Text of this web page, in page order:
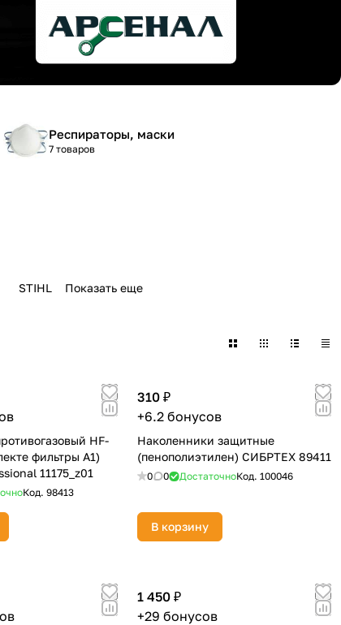
Респираторы, маски
7 товаров
STIHL Показать еще
HF-
фильтры А1)
11175_z01
Код. 98413
310 ₽
+6.2 бонусов
Наколенники защитные
(пенополиэтилен) СИБРТЕХ 89411
0 0 ДостаточноКод. 100046
В корзину
1 450 ₽
+29 бонусов